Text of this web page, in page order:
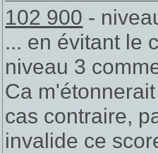
102 900 -
... en évitant le
niveau 3
Ca
cas contraire,
invalide ce